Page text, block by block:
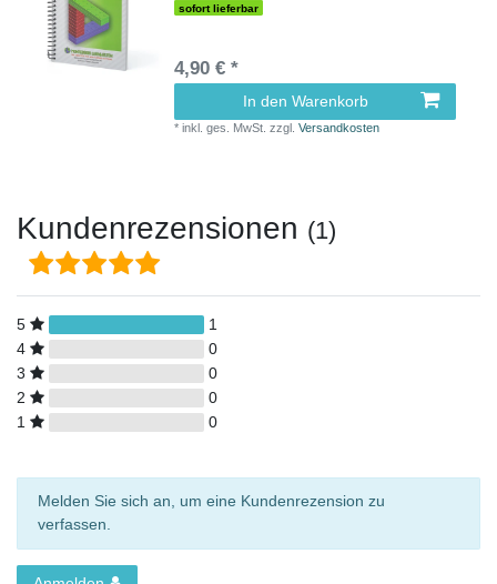
sofort lieferbar
4,90 € *
In den Warenkorb
*inkl. ges. MwSt. zzgl.Versandkosten
Kundenrezensionen (1)
5
1
4
0
3
0
2
0
1
0
Melden Sie sich an, um eine Kundenrezension zu
verfassen.